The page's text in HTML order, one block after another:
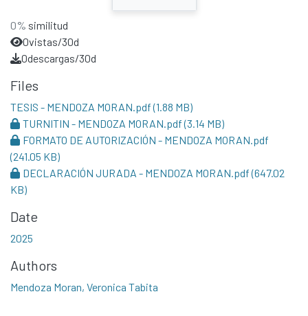
0% similitud
0vistas/30d
0descargas/30d
Files
TESIS - MENDOZA MORAN.pdf(1.88 MB)
TURNITIN - MENDOZA MORAN.pdf(3.14 MB)
FORMATO DE AUTORIZACIÓN - MENDOZA MORAN.pdf
(241.05 KB)
DECLARACIÓN JURADA - MENDOZA MORAN.pdf(647.02
KB)
Date
2025
Authors
Mendoza Moran, Veronica Tabita